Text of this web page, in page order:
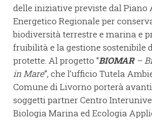
delle iniziative previste dal Piano
Energetico Regionale per
biodiversità terrestre e marina e
fruibilità e la gestione sostenibile
protette. Al progetto “BIOMAR–
in Mare”, che l’ufficio Tutela
Comune di Livorno porterà
soggetti partner Centro
Biologia Marina ed Ecologia